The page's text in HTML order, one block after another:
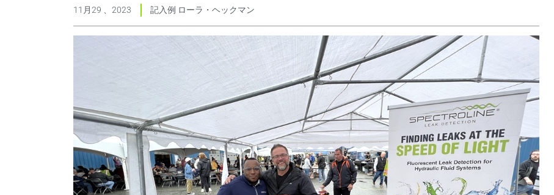
11月29 、2023 記入例 ローラ・ヘックマン